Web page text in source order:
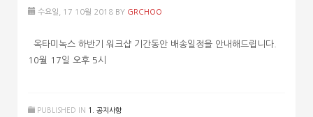
수요일, 17 10월 2018 BY GRCHOO
옥타미녹스 하반기 워크샵 기간동안 배송일정을 안내해드립니다.
10월 17일 오후 5시
PUBLISHED IN 1. 공지사항